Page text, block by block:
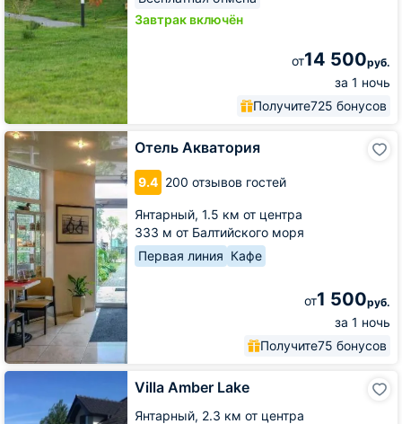
Завтрак включён
от14 500руб.
за 1 ночь
Получите725 бонусов
Отель Акватория
9.4 200 отзывов гостей
Янтарный, 1.5 км от центра
333 м от Балтийского моря
Первая линия Кафе
от1 500руб.
за 1 ночь
Получите75 бонусов
Отель
Акватория
Villa Amber Lake
Янтарный, 2.3 км от центра
Villa
Amber